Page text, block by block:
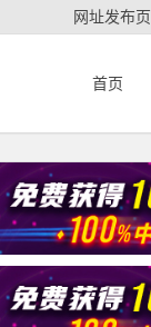
网址发布页
首页